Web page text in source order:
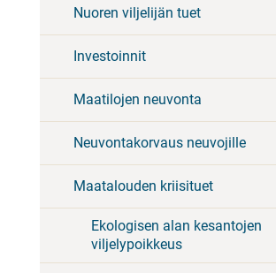
Nuoren viljelijän tuet
Investoinnit
Maatilojen neuvonta
Neuvontakorvaus neuvojille
Maatalouden kriisituet
Ekologisen alan kesantojen
viljelypoikkeus